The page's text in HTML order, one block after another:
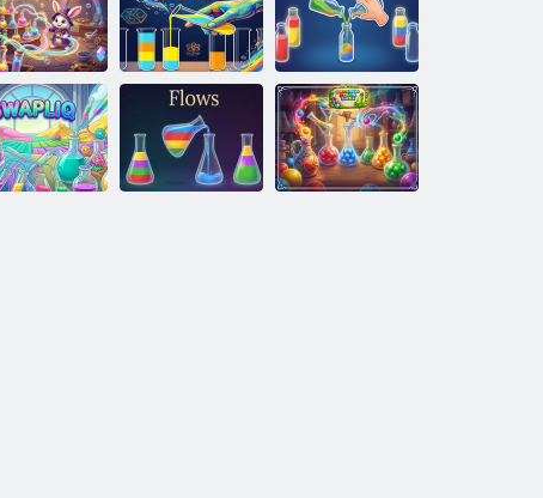
Sort Brain
Puzzle
Vízválogatás
Homokválogató
kihívás